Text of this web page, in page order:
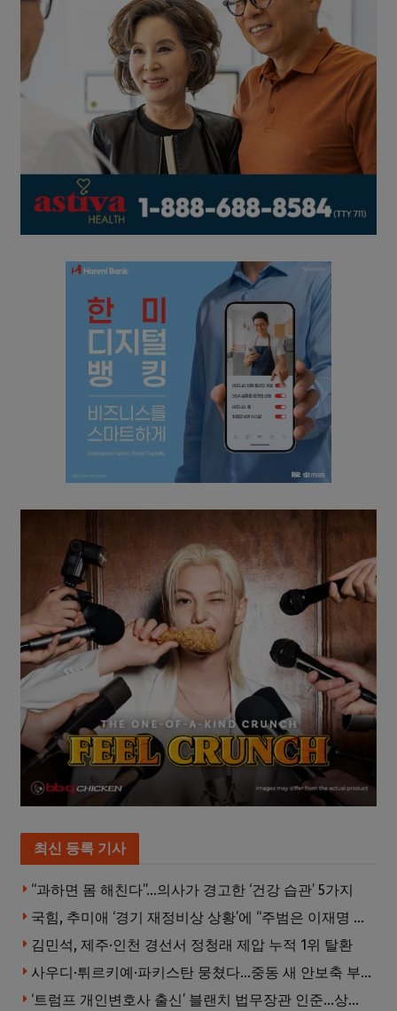
최신 등록 기사
“과하면 몸 해친다”…의사가 경고한 ‘건강 습관’ 5가지
국힘, 추미애 ‘경기 재정비상 상황’에 “주범은 이재명 전 지사”
김민석, 제주·인천 경선서 정청래 제압 누적 1위 탈환
사우디·튀르키예·파키스탄 뭉쳤다…중동 새 안보축 부상하나
‘트럼프 개인변호사 출신’ 블랜치 법무장관 인준…상원 50대49 가결